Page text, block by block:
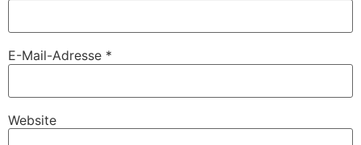
E-Mail-Adresse *
Website